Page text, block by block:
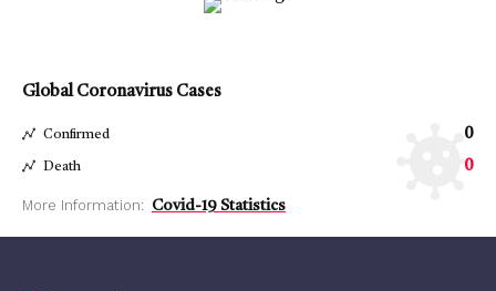
Global Coronavirus Cases
Confirmed 0
Death 0
More Information: Covid-19 Statistics